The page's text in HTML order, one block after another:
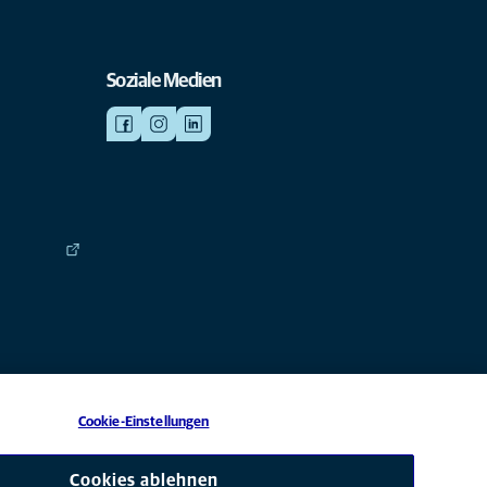
Soziale Medien
eine Tochtergesellschaft von Mars, Inc © 2026
Cookie-Einstellungen
Cookies ablehnen